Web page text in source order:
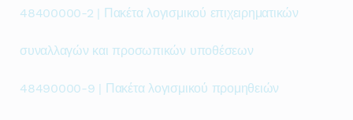
48400000-2 | Πακέτα λογισμικού επιχειρηματικών
συναλλαγών και προσωπικών υποθέσεων
48490000-9 | Πακέτα λογισμικού προμηθειών